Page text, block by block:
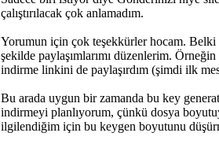
çalıştırılacak çok anlamadım.
Yorumun için çok teşekkürler hocam. Belki
şekilde paylaşımlarımı düzenlerim.
indirme linkini de paylaşırdım (şimdi ilk
Bu arada uygun bir zamanda bu key
indirmeyi planlıyorum, çünkü dosya
ilgilendiğim için bu keygen boyutunu